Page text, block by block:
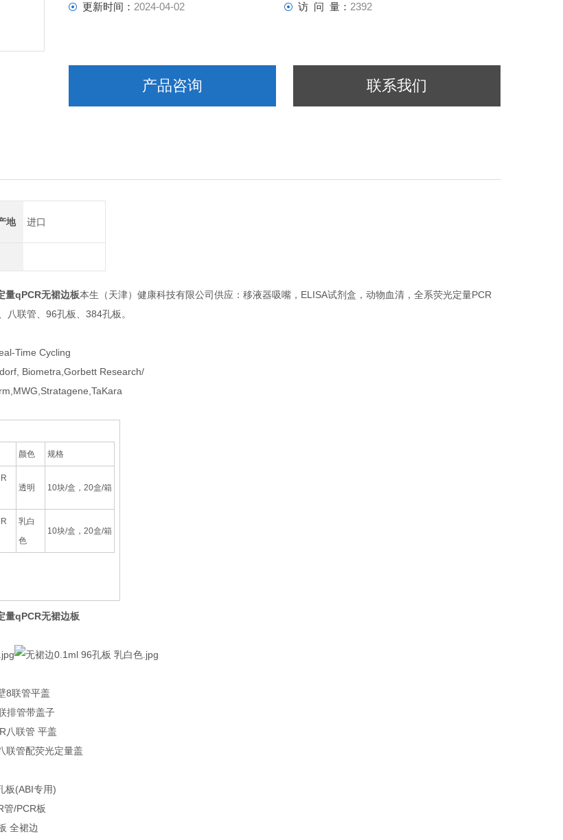
更新时间： 2024-04-02 访 问 量： 2392
产品咨询 联系我们
地 进口
量qPCR无裙边板本生（天津）健康科技有限公司供应：移液器吸嘴，ELISA试剂盒，动物血清，全系荧光定量PCR
八联管、96孔板、384孔板。
Time Cycling
Biometra,Gorbett Research/
颜色 规格
透明 10块/盒，20盒/箱
乳白
色
10块/盒，20盒/箱
量qPCR无裙边板
8联管平盖
排管带盖子
八联管 平盖
联管配荧光定量盖
板(ABI专用)
管/PCR板
全裙边